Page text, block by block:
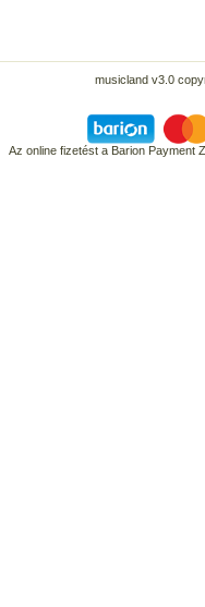
musicland v3.0
Az online fizetést a Barion Payment